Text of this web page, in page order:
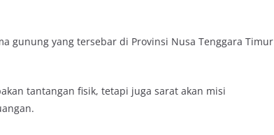
gunung yang tersebar di Provinsi Nusa Tenggara Timur
tantangan fisik, tetapi juga sarat akan misi